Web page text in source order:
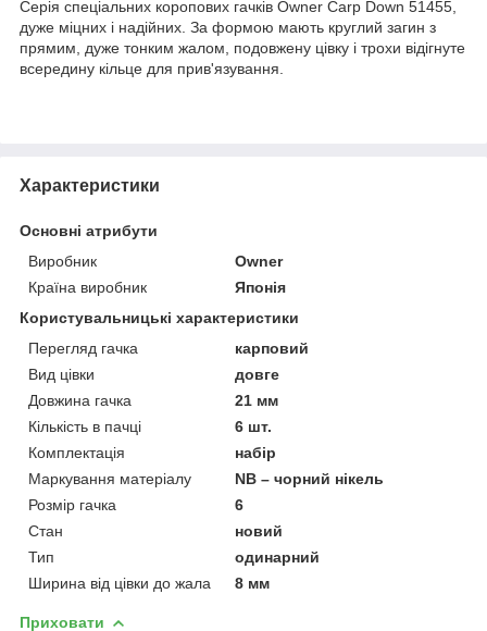
Серія спеціальних коропових гачків Owner Carp Down 51455,
дуже міцних і надійних. За формою мають круглий загин з
прямим, дуже тонким жалом, подовжену цівку і трохи відігнуте
всередину кільце для прив'язування.
Характеристики
Основні атрибути
Виробник
Owner
Країна виробник
Японія
Користувальницькі характеристики
Перегляд гачка
карповий
Вид цівки
довге
Довжина гачка
21 мм
Кількість в пачці
6 шт.
Комплектація
набір
Маркування матеріалу
NB – чорний нікель
Розмір гачка
6
Стан
новий
Тип
одинарний
Ширина від цівки до жала
8 мм
Приховати